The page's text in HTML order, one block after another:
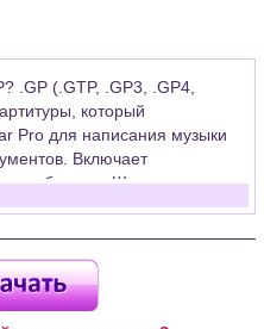
.GP (.GTP, .GP3, .GP4,
который
Pro для написания музыки
Включает
банджо. Широко
которые затем
Вам необходимо
программу Guitar
Скачать её можно с